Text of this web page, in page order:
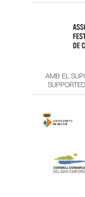
AMB EL